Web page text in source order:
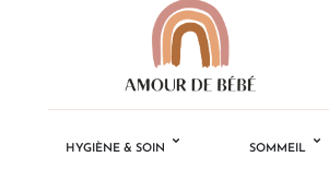
HYGIÈNE & SOIN SOMMEIL